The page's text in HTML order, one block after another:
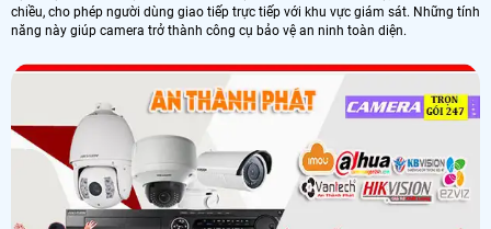
chiều, cho phép người dùng giao tiếp trực tiếp với khu vực giám sát. Những tính
năng này giúp camera trở thành công cụ bảo vệ an ninh toàn diện.